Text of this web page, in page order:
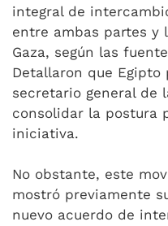
integral de
entre ambas partes y
Gaza, según las
Detallaron que
secretario general de
consolidar la postura
iniciativa.
No obstante, este
mostró previamente
nuevo acuerdo de